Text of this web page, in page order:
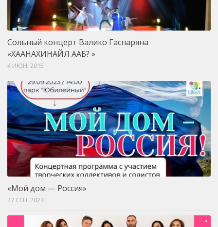
Сольный концерт Валико Гаспаряна
«ХААНАХИНАЙЛ ААБ? »
4 ИЮН, 2015
«Мой дом — Россия»
27 СЕН, 2023